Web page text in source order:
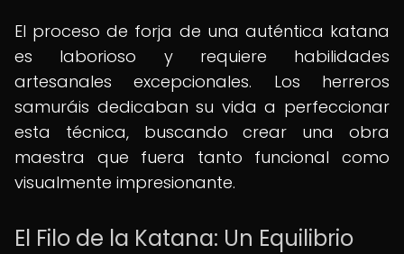
El proceso de forja de una auténtica katana
es laborioso y requiere habilidades
artesanales excepcionales. Los herreros
samuráis dedicaban su vida a perfeccionar
esta técnica, buscando crear una obra
maestra que fuera tanto funcional como
visualmente impresionante.
El Filo de la Katana: Un Equilibrio